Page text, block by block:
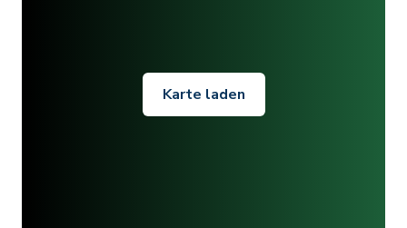
Karte laden